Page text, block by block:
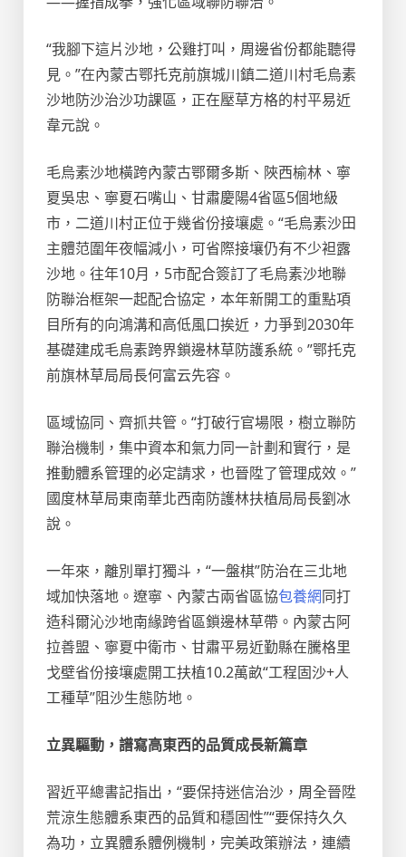
“我腳下這片沙地，公雞打叫，周邊省份都能聽得
見。”在內蒙古鄂托克前旗城川鎮二道川村毛烏素
沙地防沙治沙功課區，正在壓草方格的村平易近
韋元說。
毛烏素沙地橫跨內蒙古鄂爾多斯、陜西榆林、寧
夏吳忠、寧夏石嘴山、甘肅慶陽4省區5個地級
市，二道川村正位于幾省份接壤處。“毛烏素沙田
主體范圍年夜幅減小，可省際接壤仍有不少袒露
沙地。往年10月，5市配合簽訂了毛烏素沙地聯
防聯治框架一起配合協定，本年新開工的重點項
目所有的向鴻溝和高低風口挨近，力爭到2030年
基礎建成毛烏素跨界鎖邊林草防護系統。”鄂托克
前旗林草局局長何富云先容。
區域協同、齊抓共管。“打破行官場限，樹立聯防
聯治機制，集中資本和氣力同一計劃和實行，是
推動體系管理的必定請求，也晉陞了管理成效。”
國度林草局東南華北西南防護林扶植局局長劉冰
說。
一年來，離別單打獨斗，“一盤棋”防治在三北地
域加快落地。遼寧、內蒙古兩省區協包養網同打
造科爾沁沙地南緣跨省區鎖邊林草帶。內蒙古阿
拉善盟、寧夏中衛市、甘肅平易近勤縣在騰格里
戈壁省份接壤處開工扶植10.2萬畝“工程固沙+人
工種草”阻沙生態防地。
立異驅動，譜寫高東西的品質成長新篇章
習近平總書記指出，“要保持迷信治沙，周全晉陞
荒涼生態體系東西的品質和穩固性”“要保持久久
為功，立異體系體例機制，完美政策辦法，連續